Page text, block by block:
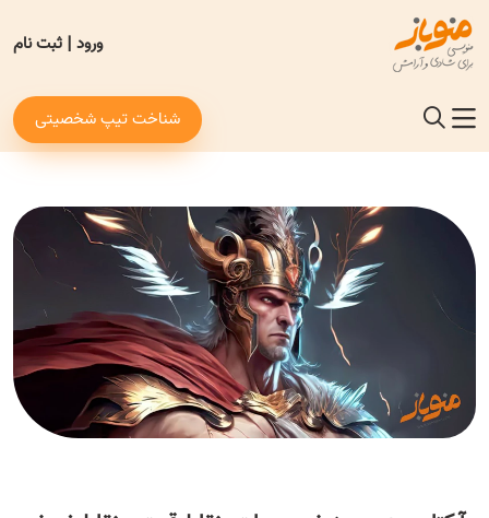
ورود| ثبت نام
شناخت تیپ شخصیتی